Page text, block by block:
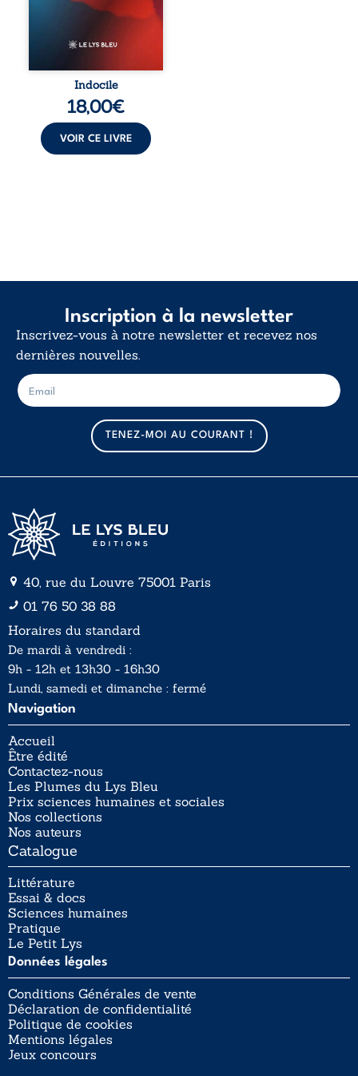
ouvrage parle à
vivent trop fort,
trop vrai, trop tôt.
traversée. Une
langue nue. Une
insurrection
calme. Une
déclaration
d’existence pour ...
Indocile
18,00€
VOIR CE LIVRE
Inscription à la newsletter
Inscrivez-vous à notre newsletter et recevez nos
dernières nouvelles.
m
a
i
l
E
-
m
TENEZ-MOI AU COURANT !
40, rue du Louvre 75001 Paris
01 76 50 38 88
Horaires du standard
De mardi à vendredi :
9h - 12h et 13h30 - 16h30
Lundi, samedi et dimanche : fermé
Navigation
Accueil
Être édité
Contactez-nous
Les Plumes du Lys Bleu
Prix sciences humaines et sociales
Nos collections
Nos auteurs
Catalogue
Littérature
Essai & docs
Sciences humaines
Pratique
Le Petit Lys
Données légales
Conditions Générales de vente
Déclaration de confidentialité
Politique de cookies
Mentions légales
Jeux concours